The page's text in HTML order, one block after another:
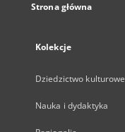
Strona główna
Kolekcje
Dziedzictwo kulturowe
Nauka i dydaktyka